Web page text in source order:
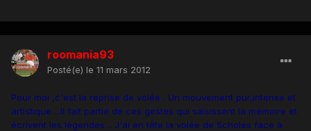
roomania93
Posté(e) le 11 mars 2012
Pour moi ,c'est la reprise de volée . Un mouvement pur,intense et
artistique ...Il fait partie de ces gestes qui saisissent la mémoire et
écrivent les légendes .. J'ai en tête la volée de Scholes face à